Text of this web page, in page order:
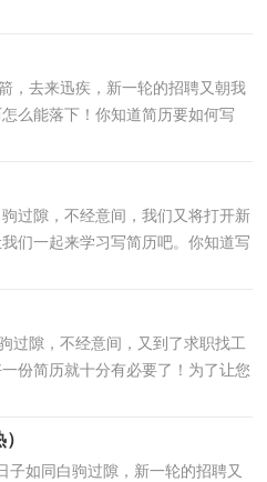
我评价，仅供参考，欢...
，去来迅疾，新一轮的招聘又朝我
么能落下！你知道简历要如何写
绍，欢迎阅读，希望大家能够喜...
过隙，不经意间，我们又将打开新
们一起来学习写简历吧。你知道写
小编为大家整理的医学...
过隙，不经意间，又到了求职找工
份简历就十分有必要了！为了让您
大家整理的简历自我介绍...
子如同白驹过隙，新一轮的招聘又